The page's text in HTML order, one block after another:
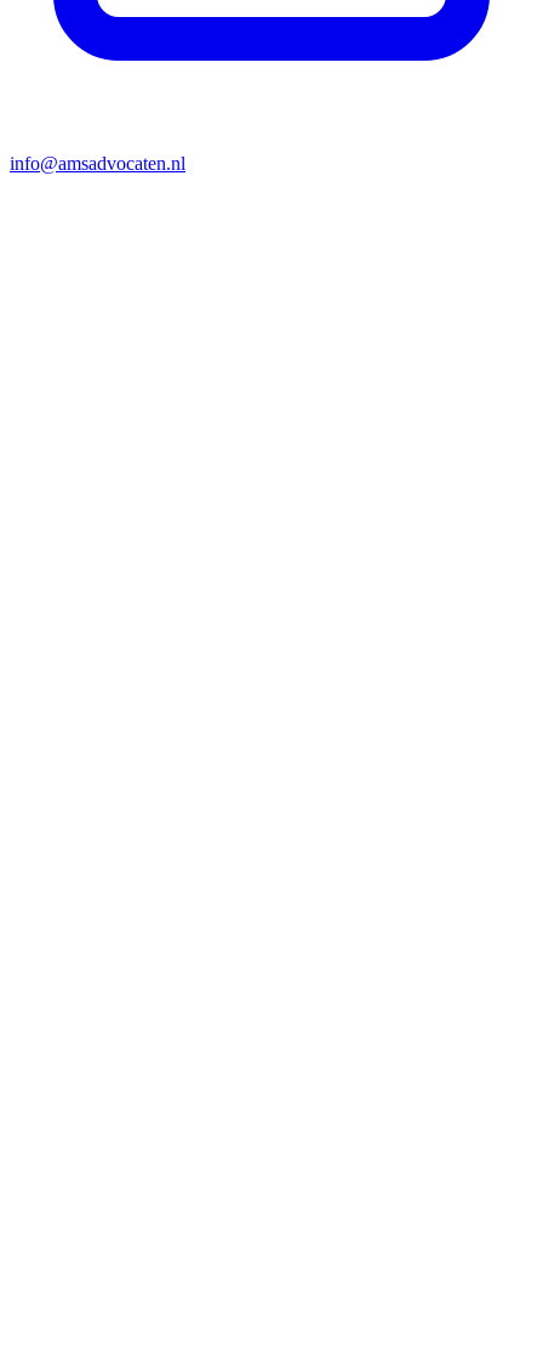
info@amsadvocaten.nl